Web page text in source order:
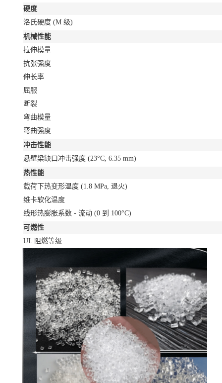
硬度
洛氏硬度 (M 级)
机械性能
拉伸模量
抗张强度
伸长率
屈服
断裂
弯曲模量
弯曲强度
冲击性能
悬壁梁缺口冲击强度 (23°C, 6.35 mm)
热性能
载荷下热变形温度 (1.8 MPa, 退火)
维卡软化温度
线形热膨胀系数 - 流动 (0 到 100°C)
可燃性
UL 阻燃等级